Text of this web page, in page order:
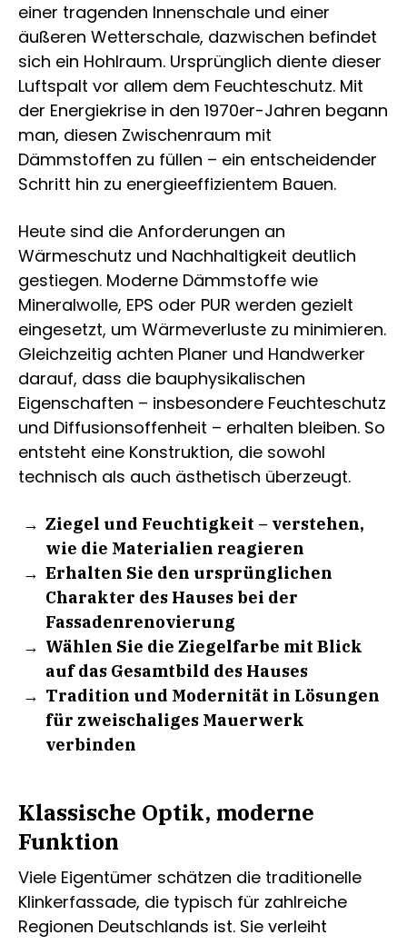
einer tragenden Innenschale und einer
äußeren Wetterschale, dazwischen befindet
sich ein Hohlraum. Ursprünglich diente dieser
Luftspalt vor allem dem Feuchteschutz. Mit
der Energiekrise in den 1970er-Jahren begann
man, diesen Zwischenraum mit
Dämmstoffen zu füllen – ein entscheidender
Schritt hin zu energieeffizientem Bauen.
Heute sind die Anforderungen an
Wärmeschutz und Nachhaltigkeit deutlich
gestiegen. Moderne Dämmstoffe wie
Mineralwolle, EPS oder PUR werden gezielt
eingesetzt, um Wärmeverluste zu minimieren.
Gleichzeitig achten Planer und Handwerker
darauf, dass die bauphysikalischen
Eigenschaften – insbesondere Feuchteschutz
und Diffusionsoffenheit – erhalten bleiben. So
entsteht eine Konstruktion, die sowohl
technisch als auch ästhetisch überzeugt.
Ziegel und Feuchtigkeit – verstehen,
wie die Materialien reagieren
Erhalten Sie den ursprünglichen
Charakter des Hauses bei der
Fassadenrenovierung
Wählen Sie die Ziegelfarbe mit Blick
auf das Gesamtbild des Hauses
Tradition und Modernität in Lösungen
für zweischaliges Mauerwerk
verbinden
Klassische Optik, moderne
Funktion
Viele Eigentümer schätzen die traditionelle
Klinkerfassade, die typisch für zahlreiche
Regionen Deutschlands ist. Sie verleiht